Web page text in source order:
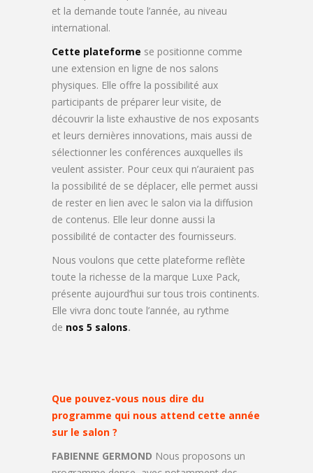
et la demande toute l’année, au niveau
international.
Cette plateforme se positionne comme
une extension en ligne de nos salons
physiques. Elle offre la possibilité aux
participants de préparer leur visite, de
découvrir la liste exhaustive de nos exposants
et leurs dernières innovations, mais aussi de
sélectionner les conférences auxquelles ils
veulent assister. Pour ceux qui n’auraient pas
la possibilité de se déplacer, elle permet aussi
de rester en lien avec le salon via la diffusion
de contenus. Elle leur donne aussi la
possibilité de contacter des fournisseurs.
Nous voulons que cette plateforme reflète
toute la richesse de la marque Luxe Pack,
présente aujourd’hui sur tous trois continents.
Elle vivra donc toute l’année, au rythme
de nos 5 salons.
Que pouvez-vous nous dire du
programme qui nous attend cette année
sur le salon ?
FABIENNE GERMOND Nous proposons un